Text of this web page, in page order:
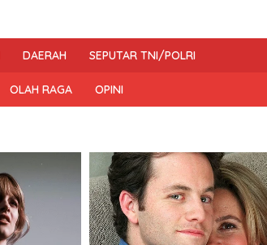
DAERAH SEPUTAR TNI/POLRI
OLAH RAGA OPINI